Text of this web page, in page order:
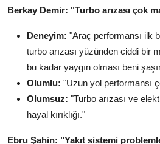
Berkay Demir: "Turbo arızası çok
Deneyim: "Araç performansı ilk
turbo arızası yüzünden ciddi bir
bu kadar yaygın olması beni
Olumlu: "Uzun yol performansı
Olumsuz: "Turbo arızası ve
hayal kırıklığı."
Ebru Şahin: "Yakıt sistemi